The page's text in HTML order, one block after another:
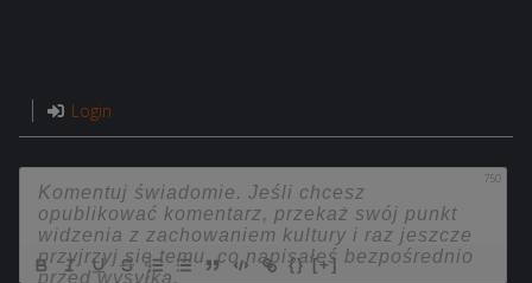
Login
750
{} [+]